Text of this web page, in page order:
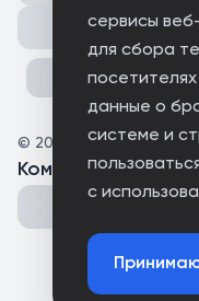
сервисы
для сбора
данные о
системе и
с
© 2026 Рамил Миндияр
Комментарии(0 )